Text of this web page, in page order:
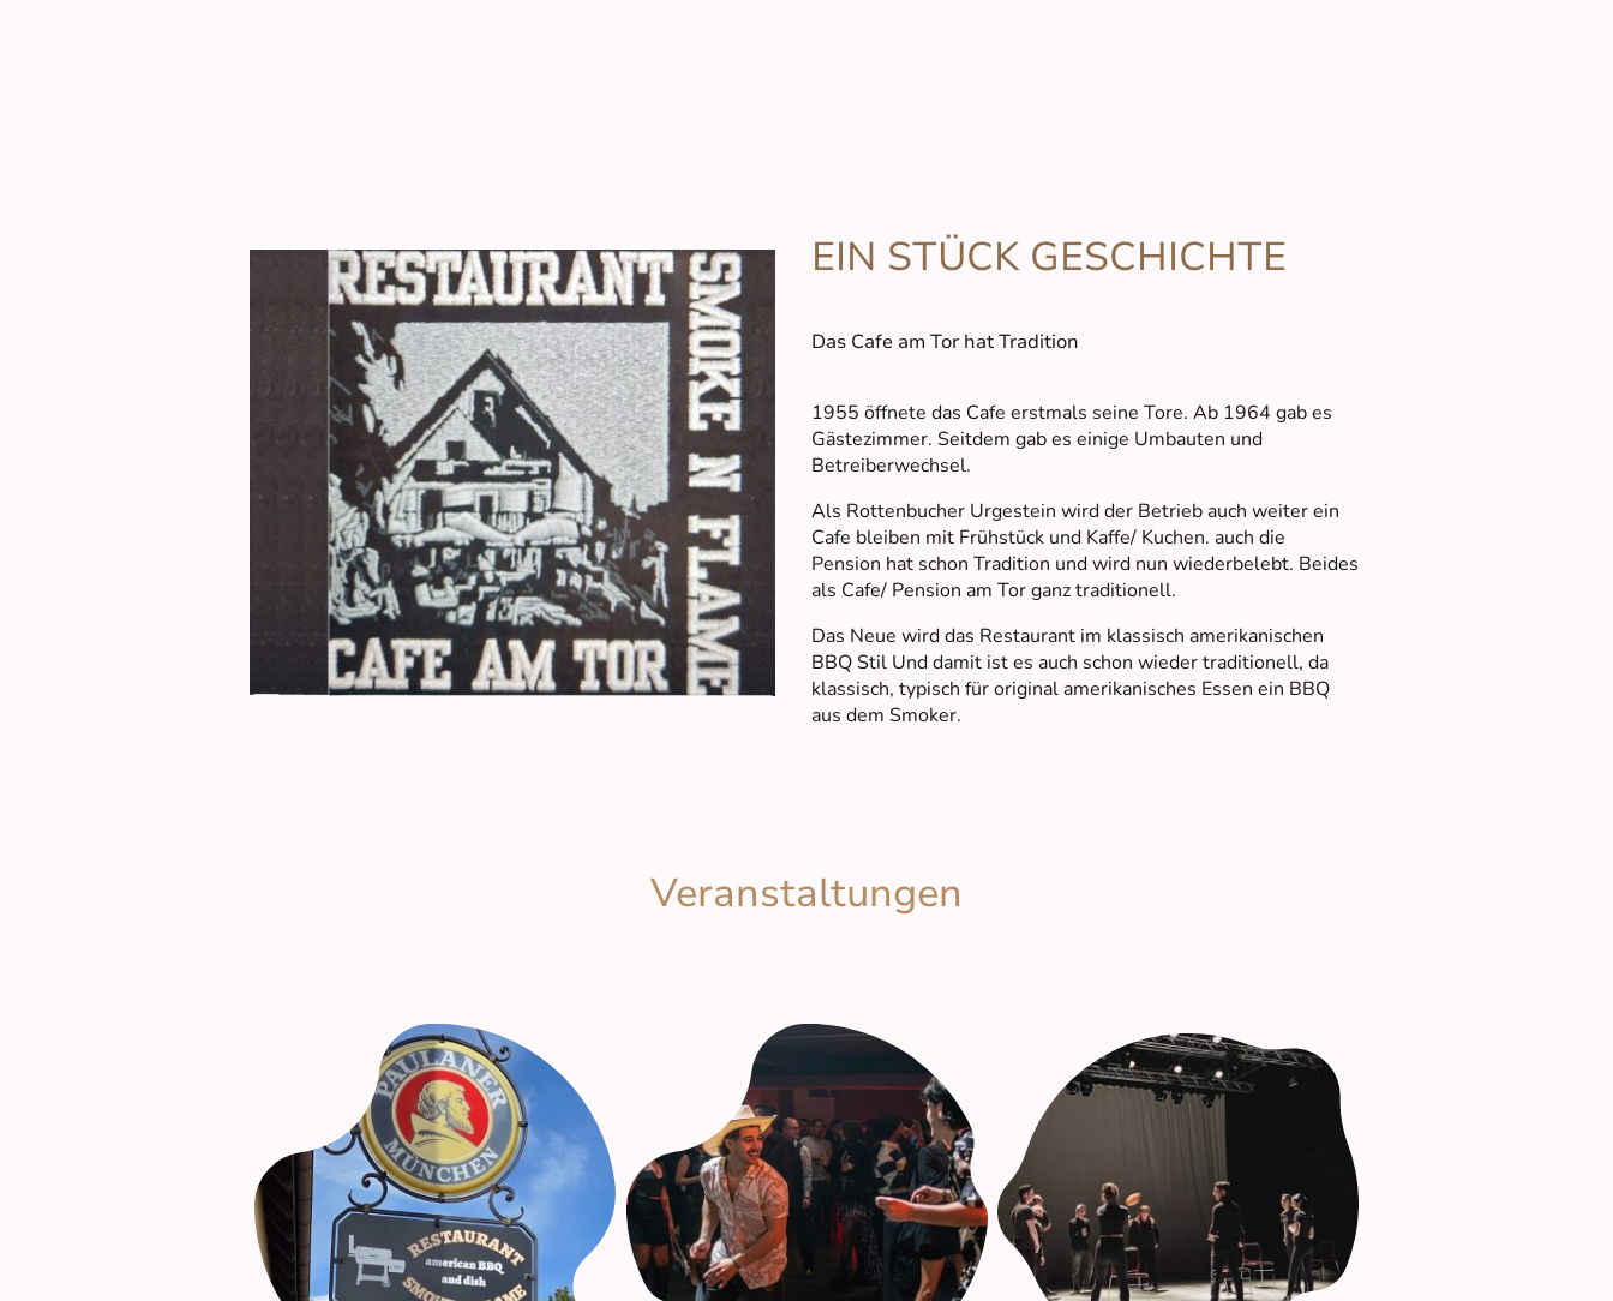
EIN STÜCK GESCHICHTE
Das Cafe am Tor hat Tradition
1955 öffnete das Cafe erstmals seine Tore. Ab 1964 gab es
Gästezimmer. Seitdem gab es einige Umbauten und
Betreiberwechsel.
Als Rottenbucher Urgestein wird der Betrieb auch weiter ein
Cafe bleiben mit Frühstück und Kaffe/ Kuchen. auch die
Pension hat schon Tradition und wird nun wiederbelebt. Beides
als Cafe/ Pension am Tor ganz traditionell.
Das Neue wird das Restaurant im klassisch amerikanischen
BBQ Stil Und damit ist es auch schon wieder traditionell, da
klassisch, typisch für original amerikanisches Essen ein BBQ
aus dem Smoker.
Veranstaltungen